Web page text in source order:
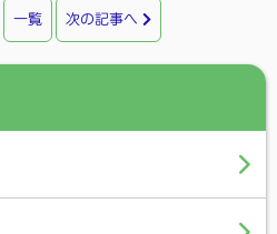
b
o
t
e
r
一覧 次の記事へ